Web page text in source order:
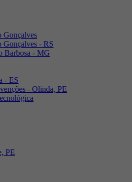
Gonçalves
Gonçalves - RS
Barbosa - MG
- ES
- Olinda, PE
PE